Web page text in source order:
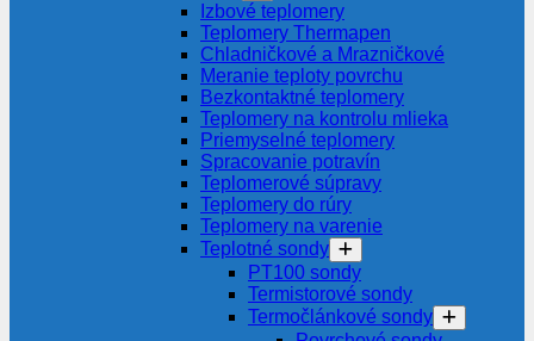
Izbové teplomery
Teplomery Thermapen
Chladničkové a Mrazničkové
Meranie teploty povrchu
Bezkontaktné teplomery
Teplomery na kontrolu mlieka
Priemyselné teplomery
Spracovanie potravín
Teplomerové súpravy
Teplomery do rúry
Teplomery na varenie
Teplotné sondy
PT100 sondy
Termistorové sondy
Termočlánkové sondy